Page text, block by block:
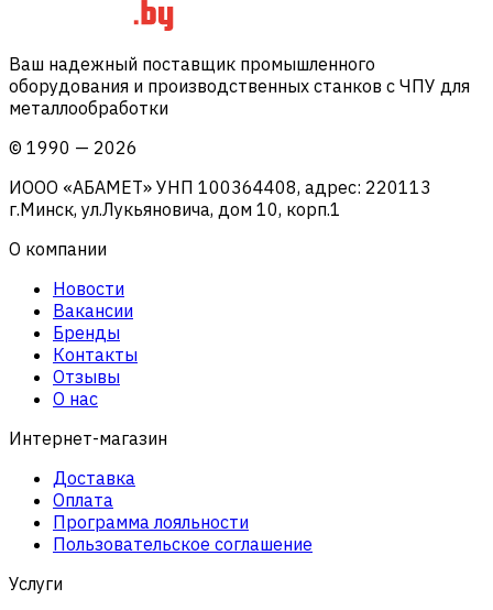
Ваш надежный поставщик промышленного
оборудования и производственных станков с ЧПУ для
металлообработки
© 1990 — 2026
ИООО «АБАМЕТ» УНП 100364408, адрес: 220113
г.Минск, ул.Лукьяновича, дом 10, корп.1
О компании
Новости
Вакансии
Бренды
Контакты
Отзывы
О нас
Интернет-магазин
Доставка
Оплата
Программа лояльности
Пользовательское соглашение
Услуги